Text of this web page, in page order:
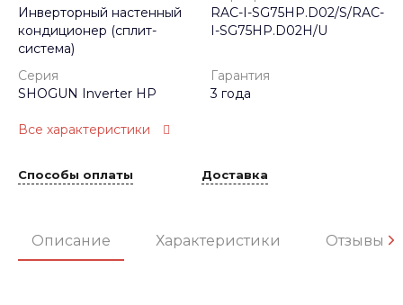
Инверторный настенный
кондиционер (сплит-
система)
RAC-I-SG75HP.D02/S/RAC-
I-SG75HP.D02H/U
Серия
SHOGUN Inverter HP
Гарантия
3 года
Все характеристики
Способы оплаты Доставка
Описание Характеристики Отзывы